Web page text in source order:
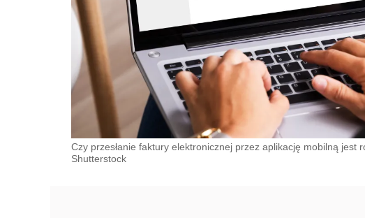
Czy przesłanie faktury elektronicznej przez aplikację mobilną jest
Shutterstock